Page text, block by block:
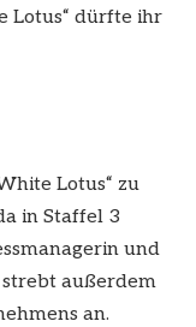
Lotus“ dürfte ihr
Lotus“ zu
in Staffel 3
und
außerdem
an.